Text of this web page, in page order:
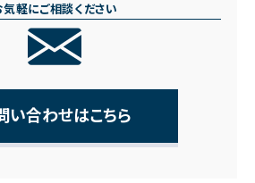
気軽にご相談ください
い合わせはこちら